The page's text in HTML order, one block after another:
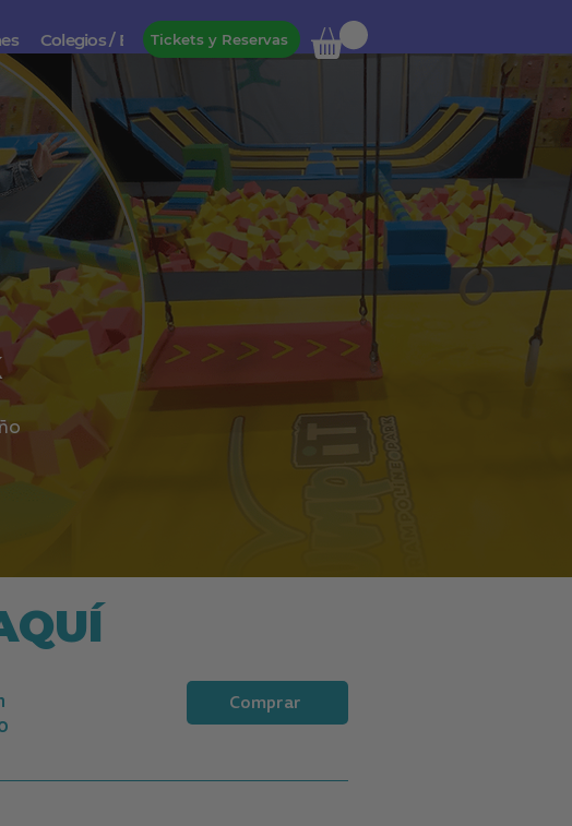
Colegios / EmpresasTickets y Reservas
Comprar